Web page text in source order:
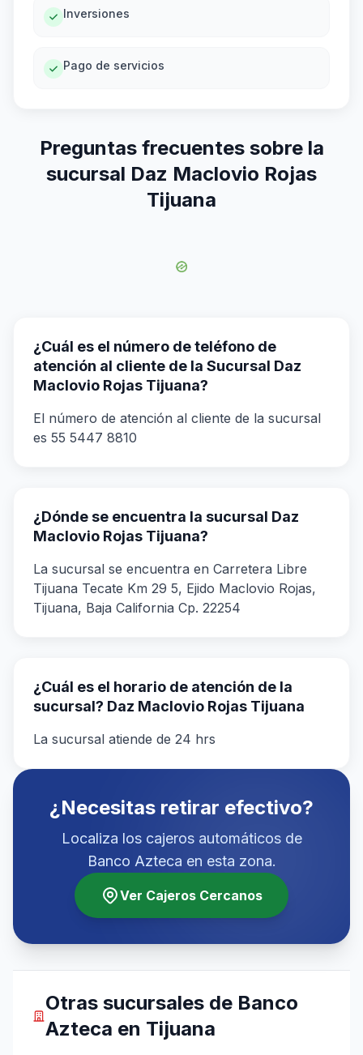
Inversiones
Pago de servicios
Preguntas frecuentes sobre la
sucursal Daz Maclovio Rojas
Tijuana
¿Cuál es el número de teléfono de
atención al cliente de la Sucursal Daz
Maclovio Rojas Tijuana?
El número de atención al cliente de la sucursal
es 55 5447 8810
¿Dónde se encuentra la sucursal Daz
Maclovio Rojas Tijuana?
La sucursal se encuentra en Carretera Libre
Tijuana Tecate Km 29 5, Ejido Maclovio Rojas,
Tijuana, Baja California Cp. 22254
¿Cuál es el horario de atención de la
sucursal? Daz Maclovio Rojas Tijuana
La sucursal atiende de 24 hrs
¿Necesitas retirar efectivo?
Localiza los cajeros automáticos de
Banco Azteca en esta zona.
Ver Cajeros Cercanos
Otras sucursales de Banco
Azteca en Tijuana